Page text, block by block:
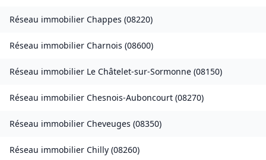
Réseau immobilier Chappes (08220)
Réseau immobilier Charnois (08600)
Réseau immobilier Le Châtelet-sur-Sormonne (08150)
Réseau immobilier Chesnois-Auboncourt (08270)
Réseau immobilier Cheveuges (08350)
Réseau immobilier Chilly (08260)